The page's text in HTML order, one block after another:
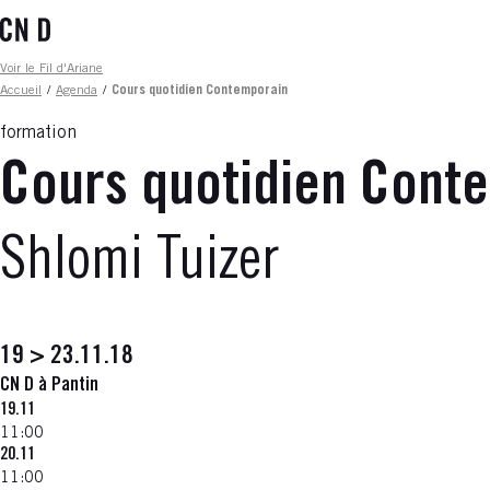
au
principal
Fil d'ariane
Voir le Fil d'Ariane
Accueil
/ Agenda / Cours quotidien Contemporain
formation
Cours quotidien
Shlomi Tuizer
19 > 23.11.18
CN D à Pantin
19.11
11:00
20.11
11:00